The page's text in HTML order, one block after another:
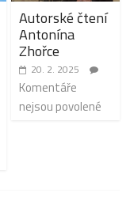
Autorské čtení
Antonína
Zhořce
20. 2. 2025
Komentáře
nejsou povolené